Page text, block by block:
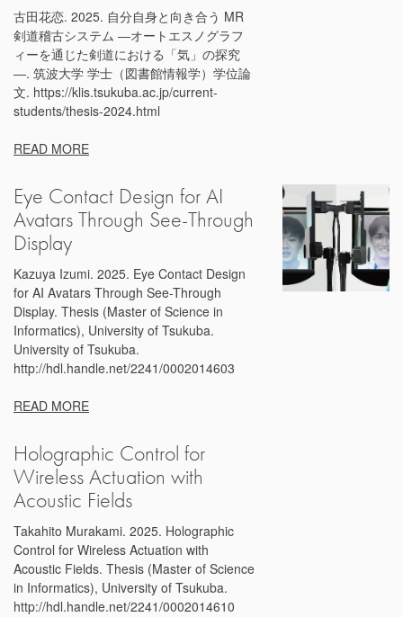
古田花恋. 2025. 自分自身と向き合う MR
剣道稽古システム ―オートエスノグラフ
ィーを通じた剣道における「気」の探究
―. 筑波大学 学士（図書館情報学）学位論
文. https://klis.tsukuba.ac.jp/current-
students/thesis-2024.html
READ MORE
Eye Contact Design for AI
Avatars Through See-Through
Display
Kazuya Izumi. 2025. Eye Contact Design
for AI Avatars Through See-Through
Display. Thesis (Master of Science in
Informatics), University of Tsukuba.
University of Tsukuba.
http://hdl.handle.net/2241/0002014603
READ MORE
Holographic Control for
Wireless Actuation with
Acoustic Fields
Takahito Murakami. 2025. Holographic
Control for Wireless Actuation with
Acoustic Fields. Thesis (Master of Science
in Informatics), University of Tsukuba.
http://hdl.handle.net/2241/0002014610